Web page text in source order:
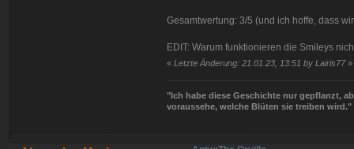
Gesamtwertung: 3/5 (und ich hoffe, dass
EDIT: Warum funktionieren die Smileys
« Letzte Änderung: 21.01.23, 13:51 by Lairis77»
"Ich habe diese Geschichte nur gepflanzt,
voraussehe, welche Blüten sie treiben